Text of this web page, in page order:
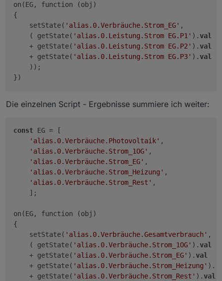
on(EG, function (obj)
{
    setState(
'alias.0.Verbräuche.Strom_EG' ,
    ( getState(
'alias.0.Leistung.Strom EG.P1' ).val
    + getState(
'alias.0.Leistung.Strom EG.P2' ).val
    + getState(
'alias.0.Leistung.Strom EG.P3' ).val
    ));
Die einzelnen Script - Ergebnisse summiere ich weiter:
const EG = [
'alias.0.Verbräuche.Photovoltaik' ,
'alias.0.Verbräuche.Strom_1OG' ,
'alias.0.Verbräuche.Strom_EG' ,
'alias.0.Verbräuche.Strom_Heizung' ,
'alias.0.Verbräuche.Strom_Rest' ,
    ];
on(EG, function (obj)
{
    setState(
'alias.0.Verbräuche.Gesamtverbrauch' ,
    ( getState(
'alias.0.Verbräuche.Strom_1OG' ).val
    + getState(
'alias.0.Verbräuche.Strom_EG' ).val
    + getState(
'alias.0.Verbräuche.Strom_Heizung' ).
    + getState(
'alias.0.Verbräuche.Strom_Rest' ).val